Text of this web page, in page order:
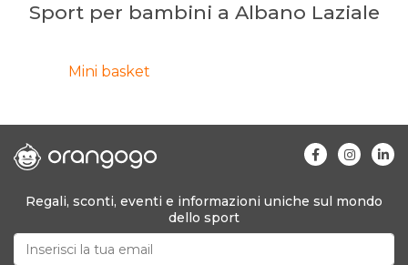
Sport per bambini a Albano Laziale
Mini basket
Regali, sconti, eventi e informazioni uniche sul mondo
dello sport